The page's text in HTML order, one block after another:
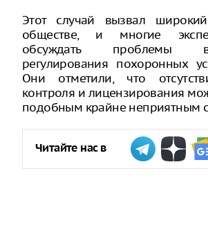
Этот случай вызвал
обществе, и многие
обсуждать проблемы
регулирования похоронных
Они отметили, что
контроля и лицензирования
подобным крайне неприятным
Читайте нас в